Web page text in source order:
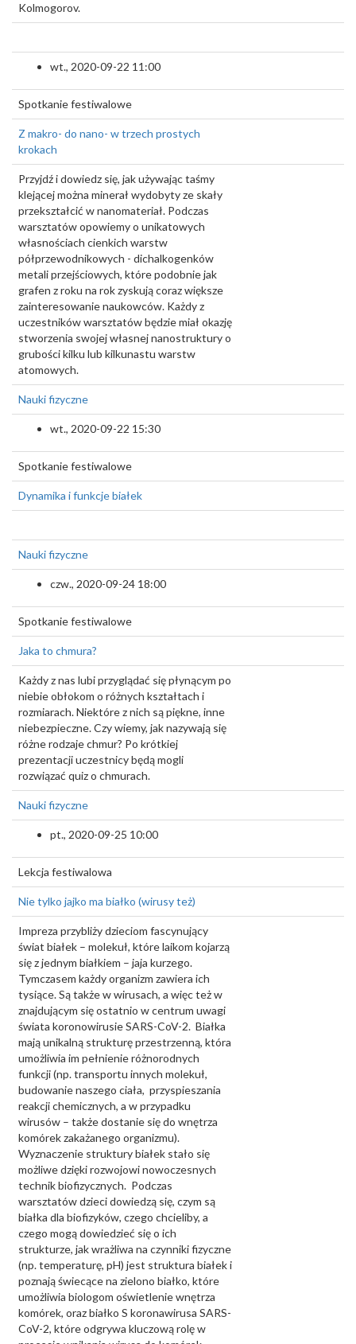
Kolmogorov.
wt., 2020-09-22 11:00
Spotkanie festiwalowe
Z makro- do nano- w trzech prostych
krokach
Przyjdź i dowiedz się, jak używając taśmy
klejącej można minerał wydobyty ze skały
przekształcić w nanomateriał. Podczas
warsztatów opowiemy o unikatowych
własnościach cienkich warstw
półprzewodnikowych - dichalkogenków
metali przejściowych, które podobnie jak
grafen z roku na rok zyskują coraz większe
zainteresowanie naukowców. Każdy z
uczestników warsztatów będzie miał okazję
stworzenia swojej własnej nanostruktury o
grubości kilku lub kilkunastu warstw
atomowych.
Nauki fizyczne
wt., 2020-09-22 15:30
Spotkanie festiwalowe
Dynamika i funkcje białek
Nauki fizyczne
czw., 2020-09-24 18:00
Spotkanie festiwalowe
Jaka to chmura?
Każdy z nas lubi przyglądać się płynącym po
niebie obłokom o różnych kształtach i
rozmiarach. Niektóre z nich są piękne, inne
niebezpieczne. Czy wiemy, jak nazywają się
różne rodzaje chmur? Po krótkiej
prezentacji uczestnicy będą mogli
rozwiązać quiz o chmurach.
Nauki fizyczne
pt., 2020-09-25 10:00
Lekcja festiwalowa
Nie tylko jajko ma białko (wirusy też)
Impreza przybliży dzieciom fascynujący
świat białek – molekuł, które laikom kojarzą
się z jednym białkiem – jaja kurzego.
Tymczasem każdy organizm zawiera ich
tysiące. Są także w wirusach, a więc też w
znajdującym się ostatnio w centrum uwagi
świata koronowirusie SARS-CoV-2. Białka
mają unikalną strukturę przestrzenną, która
umożliwia im pełnienie różnorodnych
funkcji (np. transportu innych molekuł,
budowanie naszego ciała, przyspieszania
reakcji chemicznych, a w przypadku
wirusów – także dostanie się do wnętrza
komórek zakażanego organizmu).
Wyznaczenie struktury białek stało się
możliwe dzięki rozwojowi nowoczesnych
technik biofizycznych. Podczas
warsztatów dzieci dowiedzą się, czym są
białka dla biofizyków, czego chcieliby, a
czego mogą dowiedzieć się o ich
strukturze, jak wrażliwa na czynniki fizyczne
(np. temperaturę, pH) jest struktura białek i
poznają świecące na zielono białko, które
umożliwia biologom oświetlenie wnętrza
komórek, oraz białko S koronawirusa SARS-
CoV-2, które odgrywa kluczową rolę w